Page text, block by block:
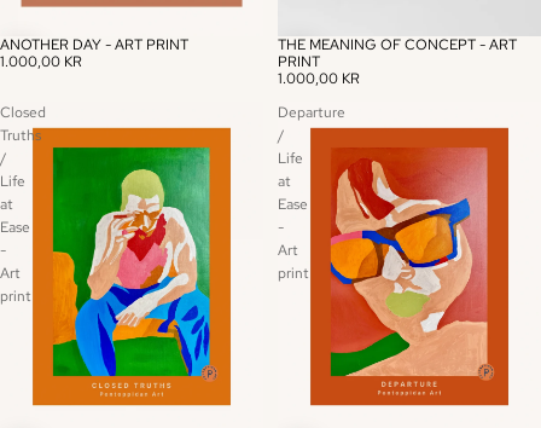
ANOTHER DAY - ART PRINT
1.000,00 KR
THE MEANING OF CONCEPT - ART
PRINT
1.000,00 KR
Closed
Truths
/
Life
at
Ease
-
Art
print
Departure
/
Life
at
Ease
-
Art
print